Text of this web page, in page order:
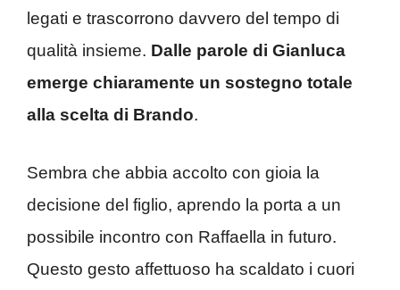
legati e trascorrono davvero del tempo di
qualità insieme. Dalle parole di Gianluca
emerge chiaramente un sostegno totale
alla scelta di Brando.
Sembra che abbia accolto con gioia la
decisione del figlio, aprendo la porta a un
possibile incontro con Raffaella in futuro.
Questo gesto affettuoso ha scaldato i cuori